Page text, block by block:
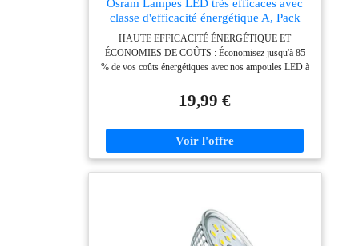
classe d'efficacité énergétique A, Pack
avantage avec 5 ampoules, remplace les
ampoules à incandescence 60W, blanc
chaud, E27, verre filament
HAUTE EFFICACITÉ ÉNERGÉTIQUE ET
ÉCONOMIES DE COÛTS : Économisez jusqu'à 85
% de vos coûts énergétiques avec nos ampoules LED à
nos lampes remplacent les ampoules classiques de 60
W sans perte de luminosité. LONGUE DURÉE DE
jusqu'à 50 000 heures avec nos lampes LED
particulièrement efficaces grâce aux dernières
instantanément de la pleine luminosité sans temps de
préchauffage - nos ampoules LED fournissent une
agréable lumière blanc chaud/blanc froid, idéale pour
19,99 €